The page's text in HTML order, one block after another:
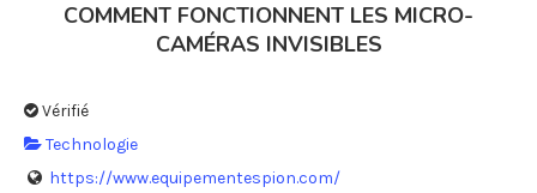
COMMENT FONCTIONNENT LES MICRO-
CAMÉRAS INVISIBLES
Vérifié
Technologie
https://www.equipementespion.com/